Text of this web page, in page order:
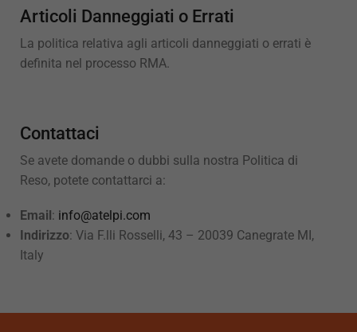
Articoli Danneggiati o Errati
La politica relativa agli articoli danneggiati o errati è
definita nel processo RMA.
Contattaci
Se avete domande o dubbi sulla nostra Politica di
Reso, potete contattarci a:
Email: info@atelpi.com
Indirizzo: Via F.lli Rosselli, 43 – 20039 Canegrate MI,
Italy